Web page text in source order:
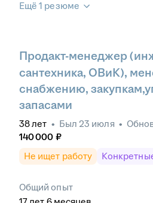
Ещё 1 резюме
Продакт-менеджер
сантехника, ОВиК),
снабжению,
запасами
38лет • Был 23 июля •
140 000 ₽
Не ищет работу
Общий опыт